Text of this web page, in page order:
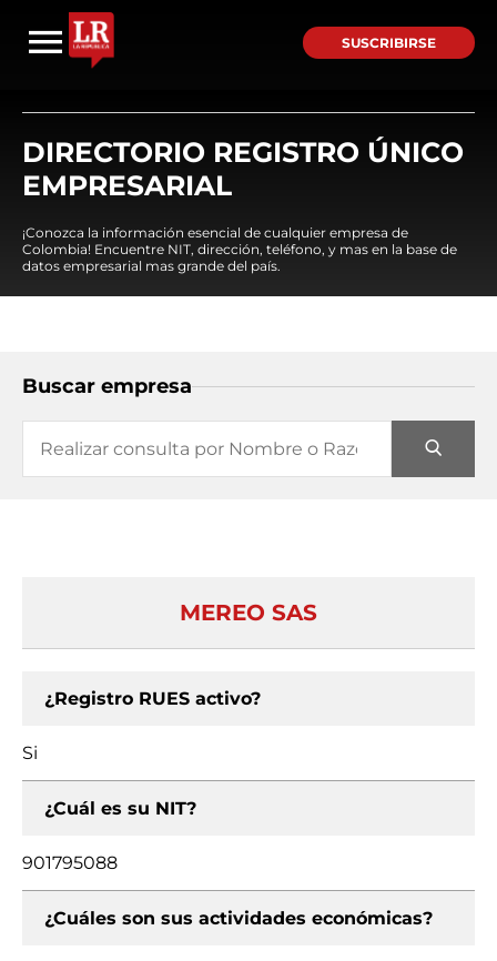
SUSCRIBIRSE
DIRECTORIO REGISTRO ÚNICO
EMPRESARIAL
¡Conozca la información esencial de cualquier empresa de
Colombia! Encuentre NIT, dirección, teléfono, y mas en la base de
datos empresarial mas grande del país.
Buscar empresa
MEREO SAS
¿Registro RUES activo?
Si
¿Cuál es su NIT?
901795088
¿Cuáles son sus actividades económicas?